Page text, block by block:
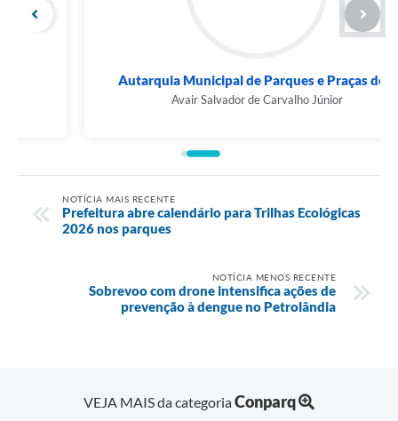
Autarquia Municipal de Parques e Praças de...
Avair Salvador de Carvalho Júnior
NOTÍCIA MAIS RECENTE
Prefeitura abre calendário para Trilhas Ecológicas
2026 nos parques
NOTÍCIA MENOS RECENTE
Sobrevoo com drone intensifica ações de
prevenção à dengue no Petrolândia
VEJA MAIS da categoriaConparq